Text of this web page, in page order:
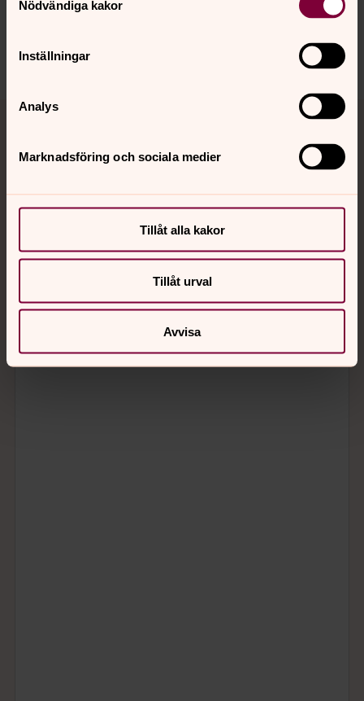
Nödvändiga kakor
Inställningar
Analys
Marknadsföring och sociala medier
Tillåt alla kakor
Tillåt urval
Avvisa
Direkt: 0510-684 36